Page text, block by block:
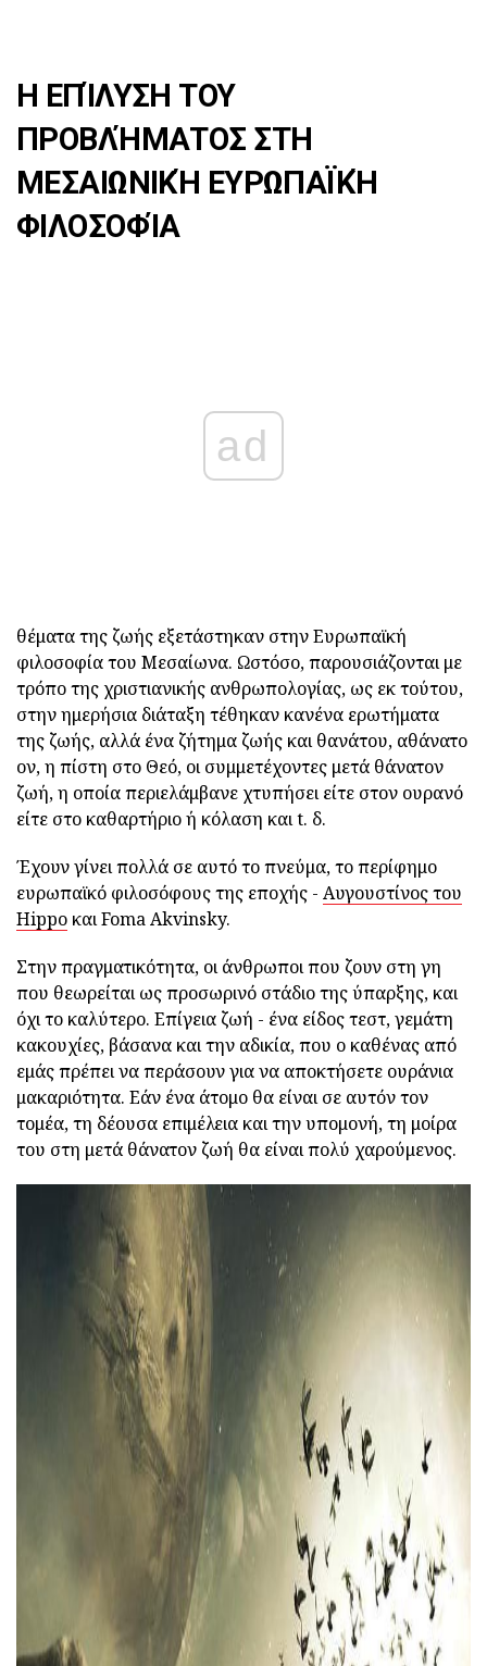
Η ΕΠΊΛΥΣΗ ΤΟΥ
ΠΡΟΒΛΉΜΑΤΟΣ ΣΤΗ
ΜΕΣΑΙΩΝΙΚΉ ΕΥΡΩΠΑΪΚΉ
ΦΙΛΟΣΟΦΊΑ
ad
θέματα της ζωής εξετάστηκαν στην Ευρωπαϊκή
φιλοσοφία του Μεσαίωνα. Ωστόσο, παρουσιάζονται με
τρόπο της χριστιανικής ανθρωπολογίας, ως εκ τούτου,
στην ημερήσια διάταξη τέθηκαν κανένα ερωτήματα
της ζωής, αλλά ένα ζήτημα ζωής και θανάτου, αθάνατο
ον, η πίστη στο Θεό, οι συμμετέχοντες μετά θάνατον
ζωή, η οποία περιελάμβανε χτυπήσει είτε στον ουρανό
είτε στο καθαρτήριο ή κόλαση και t. δ.
Έχουν γίνει πολλά σε αυτό το πνεύμα, το περίφημο
ευρωπαϊκό φιλοσόφους της εποχής - Αυγουστίνος του
Hippo και Foma Akvinsky.
Στην πραγματικότητα, οι άνθρωποι που ζουν στη γη
που θεωρείται ως προσωρινό στάδιο της ύπαρξης, και
όχι το καλύτερο. Επίγεια ζωή - ένα είδος τεστ, γεμάτη
κακουχίες, βάσανα και την αδικία, που ο καθένας από
εμάς πρέπει να περάσουν για να αποκτήσετε ουράνια
μακαριότητα. Εάν ένα άτομο θα είναι σε αυτόν τον
τομέα, τη δέουσα επιμέλεια και την υπομονή, τη μοίρα
του στη μετά θάνατον ζωή θα είναι πολύ χαρούμενος.